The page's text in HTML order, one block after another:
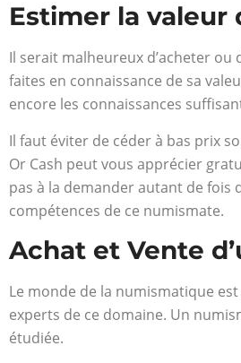
Estimer la valeur
Il serait malheureux d’acheter
faites en connaissance de sa
encore les connaissances
Il faut éviter de céder à bas prix
Or Cash peut vous apprécier
pas à la demander autant de fois
compétences de ce numismate.
Achat et Vente
Le monde de la numismatique
experts de ce domaine. Un
étudiée.